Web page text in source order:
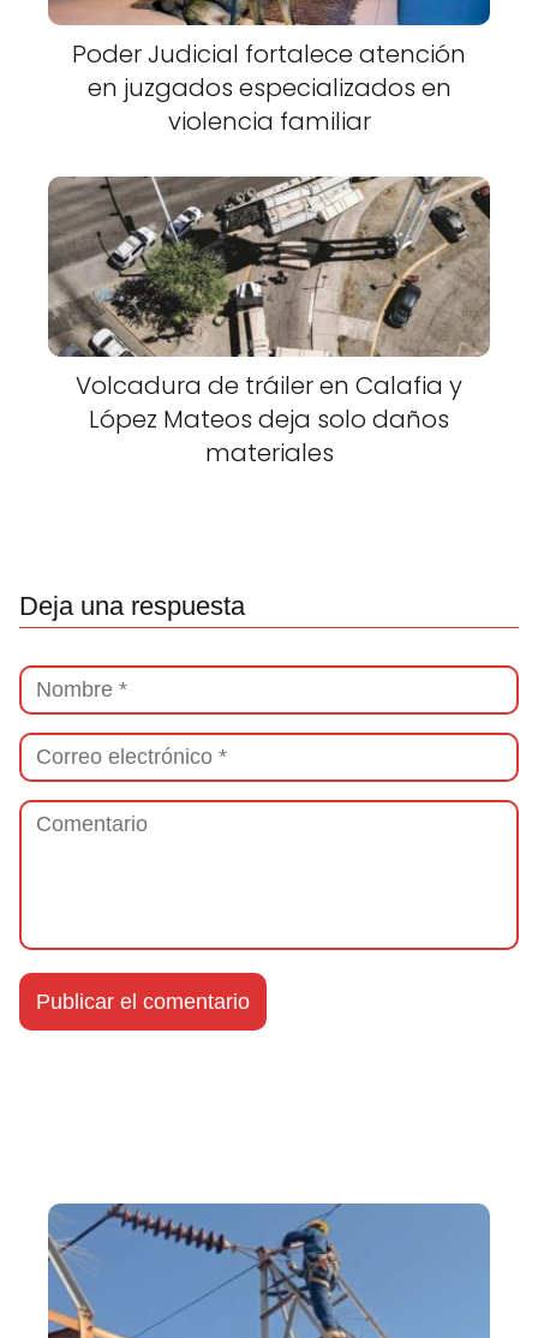
Poder Judicial fortalece atención
en juzgados especializados en
violencia familiar
Volcadura de tráiler en Calafia y
López Mateos deja solo daños
materiales
Deja una respuesta